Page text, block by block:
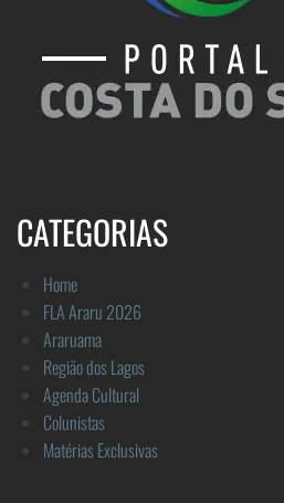
CATEGORIAS
Home
FLA Araru 2026
Araruama
Região dos Lagos
Agenda Cultural
Colunistas
Matérias Exclusivas